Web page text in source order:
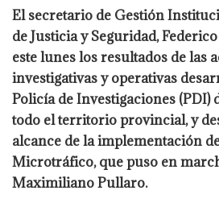
El secretario de Gestión
de Justicia y Seguridad,
este lunes los resultados de las
investigativas y operativas
Policía de Investigaciones (PDI)
todo el territorio provincial, y
alcance de la implementación
Microtráfico, que puso en
Maximiliano Pullaro.